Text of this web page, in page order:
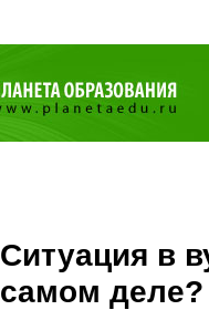
Ситуация в
самом деле?